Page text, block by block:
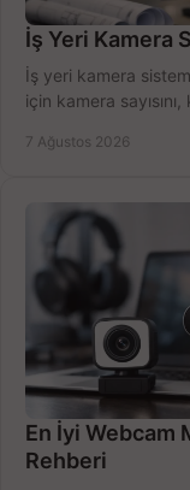
İş Yeri Kamera
İş yeri kamera
için kamera
7 Ağustos 2026
En İyi Webcam
Rehberi